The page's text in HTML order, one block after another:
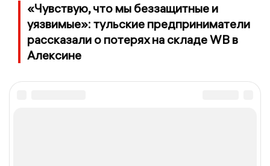
«Чувствую, что мы беззащитные и
уязвимые»: тульские предприниматели
рассказали о потерях на складе WB в
Алексине